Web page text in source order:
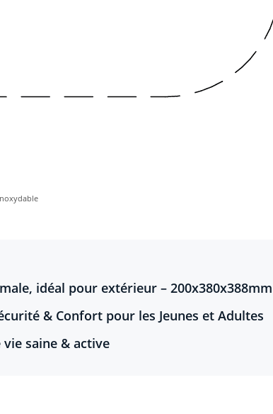
idéal pour extérieur – 200x380x388mm
& Confort pour les Jeunes et Adultes
saine & active